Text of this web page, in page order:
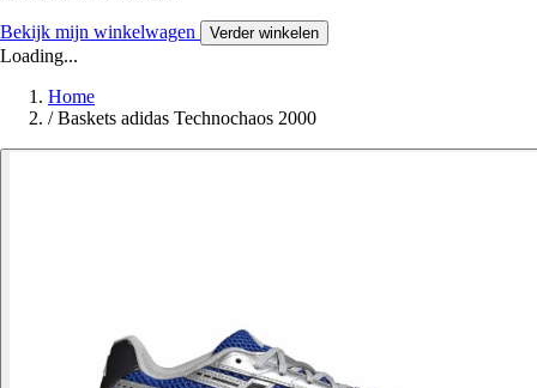
Bekijk mijn winkelwagen Verder winkelen
Loading...
Home
/ Baskets adidas Technochaos 2000